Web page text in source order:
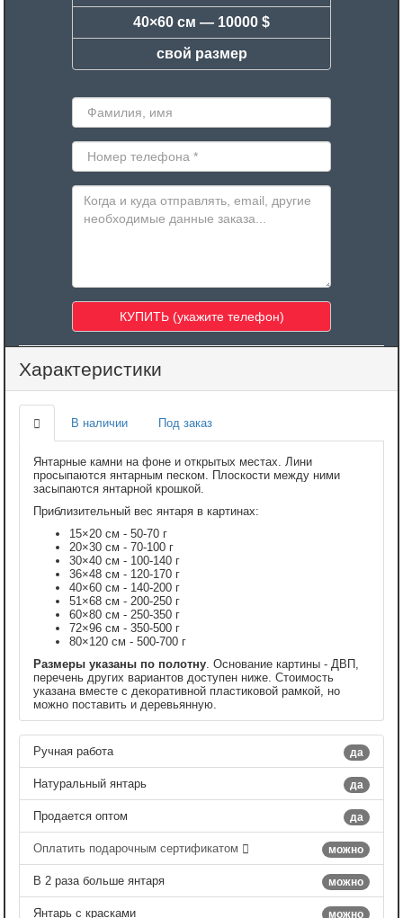
40×60 см — 10000 $
свой размер
Характеристики
В наличии Под заказ
Янтарные камни на фоне и открытых местах. Лини
просыпаются янтарным песком. Плоскости между ними
засыпаются янтарной крошкой.
Приблизительный вес янтаря в картинах:
15×20 см - 50-70 г
20×30 см - 70-100 г
30×40 см - 100-140 г
36×48 см - 120-170 г
40×60 см - 140-200 г
51×68 см - 200-250 г
60×80 см - 250-350 г
72×96 см - 350-500 г
80×120 см - 500-700 г
Размеры указаны по полотну. Основание картины - ДВП,
перечень других вариантов доступен ниже. Стоимость
указана вместе с декоративной пластиковой рамкой, но
можно поставить и деревьянную.
да
Ручная работа
да
Натуральный янтарь
да
Продается оптом
можно
Оплатить подарочным сертификатом
можно
В 2 раза больше янтаря
можно
Янтарь с красками